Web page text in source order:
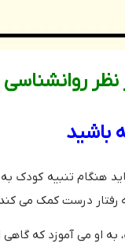
نظر روانشناسی
باشید
هنگام تنبیه کودک به
رفتار درست کمک می
او می آموزد که گاهی